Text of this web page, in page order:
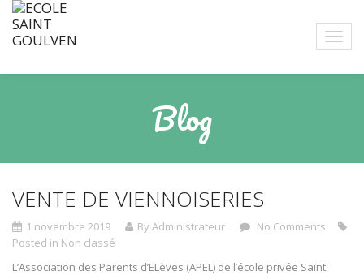
Blog
VENTE DE VIENNOISERIES
1 novembre 2019 By Administrateur
No Comments
Posted in Non classé
L’Association des Parents d’ELèves (APEL) de l’école privée Saint